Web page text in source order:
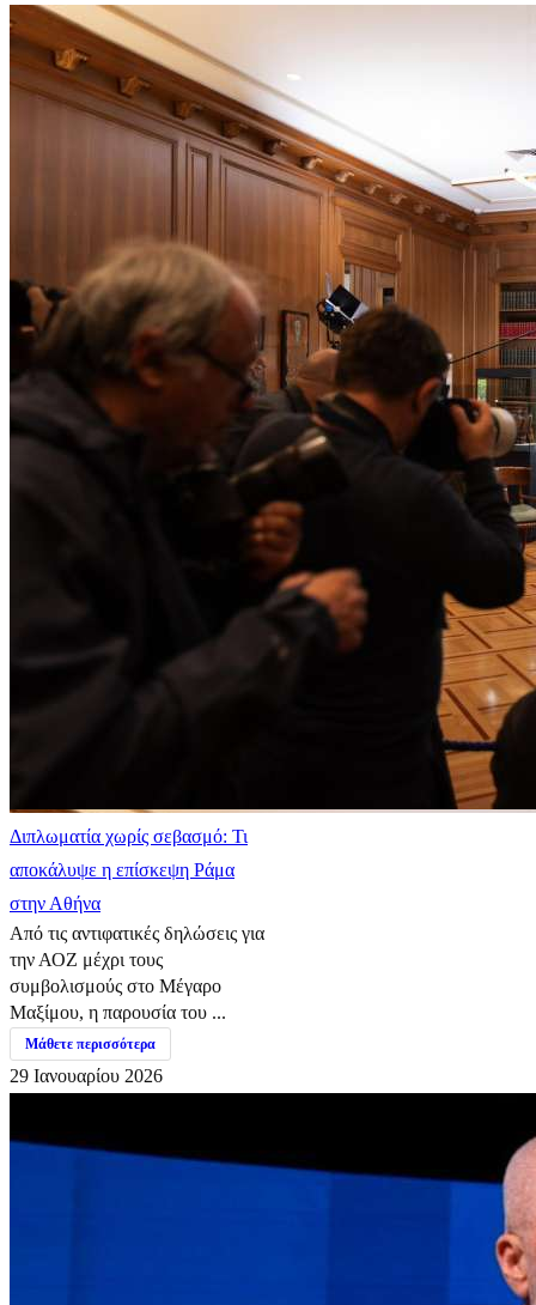
Διπλωματία χωρίς σεβασμό: Τι
αποκάλυψε η επίσκεψη Ράμα
στην Αθήνα
Από τις αντιφατικές δηλώσεις για
την ΑΟΖ μέχρι τους
συμβολισμούς στο Μέγαρο
Μαξίμου, η παρουσία του ...
Μάθετε περισσότερα
29 Ιανουαρίου 2026